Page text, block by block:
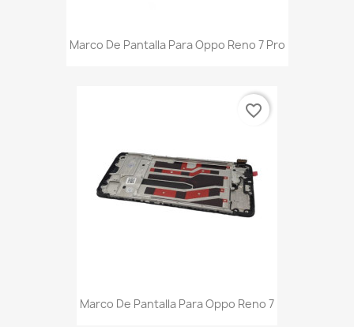
Marco De Pantalla Para Oppo Reno 7 Pro
Marco De Pantalla Para Oppo Reno 7
favorite_border